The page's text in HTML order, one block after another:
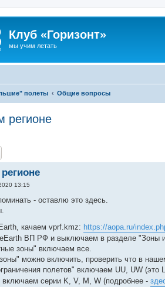
Клуб «Горизонт»
мы учим летать
полеты Общие вопросы
13:15
- оставлю это здесь.
качаем vprf.kmz: https://aopa.ru/
ВП РФ и выключаем в разделе
зоны" включаем все.
можно включить, проверить что в
полетов" включаем UU, UW
включаем серии K, V, M, W (подробнее -